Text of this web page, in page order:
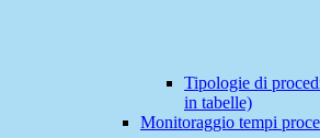
Tipologie di
in tabelle)
Monitoraggio tempi